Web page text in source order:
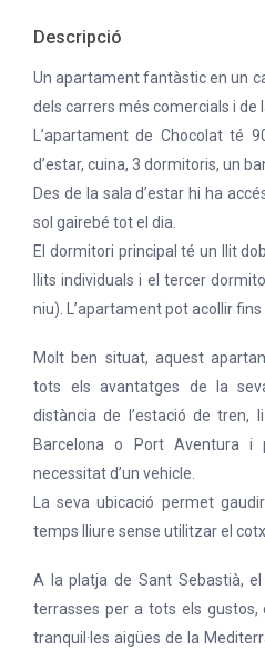
Descripció
Un apartament fantàstic en un
dels carrers més comercials i de
L’apartament de Chocolat té
d’estar, cuina, 3 dormitoris, un
Des de la sala d’estar hi ha
sol gairebé tot el dia.
El dormitori principal té un llit
llits individuals i el tercer
niu). L’apartament pot acollir fins
Molt ben situat, aquest
tots els avantatges de la
distància de l’estació de tren,
Barcelona o Port Aventura i
necessitat d’un vehicle.
La seva ubicació permet
temps lliure sense utilitzar el
A la platja de Sant Sebastià,
terrasses per a tots els gustos,
tranquil·les aigües de la